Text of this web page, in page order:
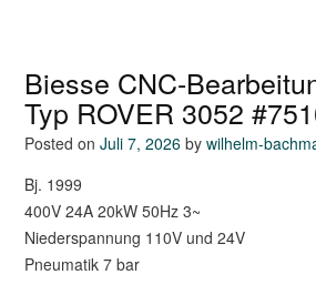
Biesse CNC-
Typ ROVER 3052
Posted on Juli 7, 2026 by wilhelm-
Bj. 1999
400V 24A 20kW 50Hz 3~
Niederspannung 110V und 24V
Pneumatik 7 bar